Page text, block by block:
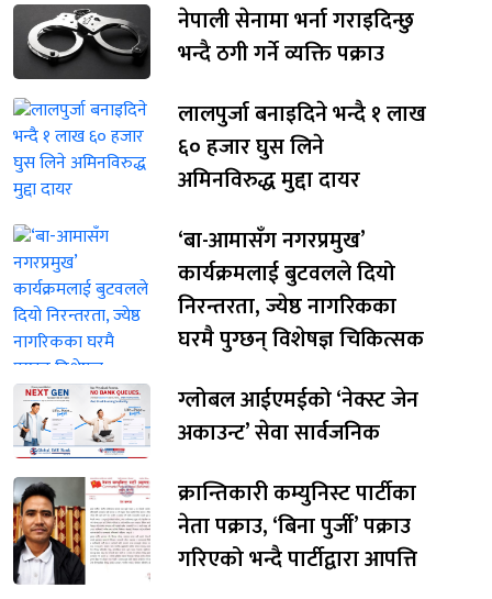
नेपाली सेनामा भर्ना गराइदिन्छु
भन्दै ठगी गर्ने व्यक्ति पक्राउ
लालपुर्जा बनाइदिने भन्दै १ लाख
६० हजार घुस लिने
अमिनविरुद्ध मुद्दा दायर
‘बा-आमासँग नगरप्रमुख’
कार्यक्रमलाई बुटवलले दियो
निरन्तरता, ज्येष्ठ नागरिकका
घरमै पुग्छन् विशेषज्ञ चिकित्सक
ग्लोबल आईएमईको ‘नेक्स्ट जेन
अकाउन्ट’ सेवा सार्वजनिक
क्रान्तिकारी कम्युनिस्ट पार्टीका
नेता पक्राउ, ‘बिना पुर्जी’ पक्राउ
गरिएको भन्दै पार्टीद्वारा आपत्ति